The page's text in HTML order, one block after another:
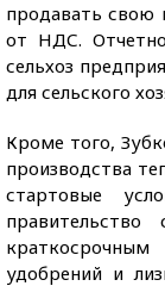
продавать свою
от НДС.
сельхоз
для сельского
Кроме того,
производства
стартовые
удобрений и